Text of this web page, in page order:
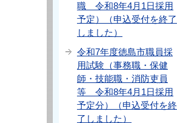
職 令和8年4月1日採用
予定）（申込受付を終了
しました）
令和7年度徳島市職員採
用試験（事務職・保健
師・技能職・消防吏員
等 令和8年4月1日採用
予定分）（申込受付を終
了しました）